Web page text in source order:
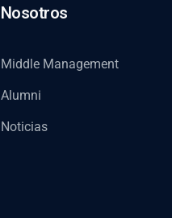
Nosotros
Middle Management
Alumni
Noticias